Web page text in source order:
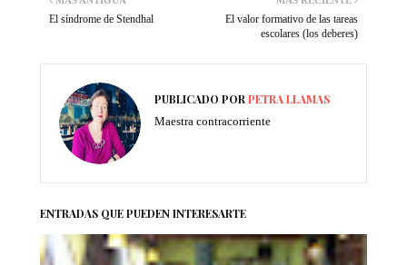
El valor formativo de las tareas
escolares (los deberes)
El síndrome de Stendhal
PUBLICADO POR PETRA LLAMAS
Maestra contracorriente
ENTRADAS QUE PUEDEN INTERESARTE